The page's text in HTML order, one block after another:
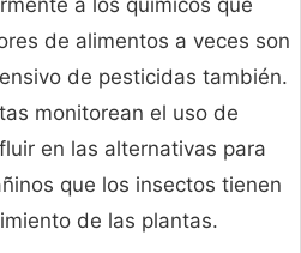
a los químicos que
de alimentos a veces son
de pesticidas también.
monitorean el uso de
en las alternativas para
que los insectos tienen
de las plantas.